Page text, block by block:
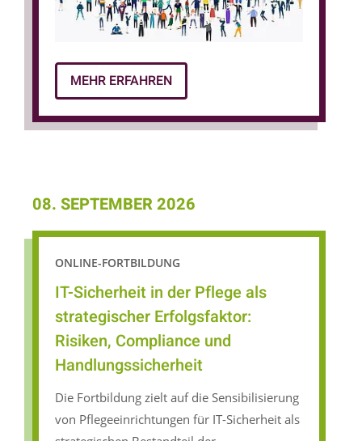
MEHR ERFAHREN
08. SEPTEMBER 2026
ONLINE-FORTBILDUNG
IT-Sicherheit in der Pflege als
strategischer Erfolgsfaktor:
Risiken, Compliance und
Handlungssicherheit
Die Fortbildung zielt auf die Sensibilisierung
von Pflegeeinrichtungen für IT-Sicherheit als